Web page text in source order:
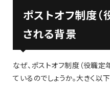
ポストオフ制度
される背景
なぜ、ポストオフ制度（役職
ているのでしょうか。大きく以